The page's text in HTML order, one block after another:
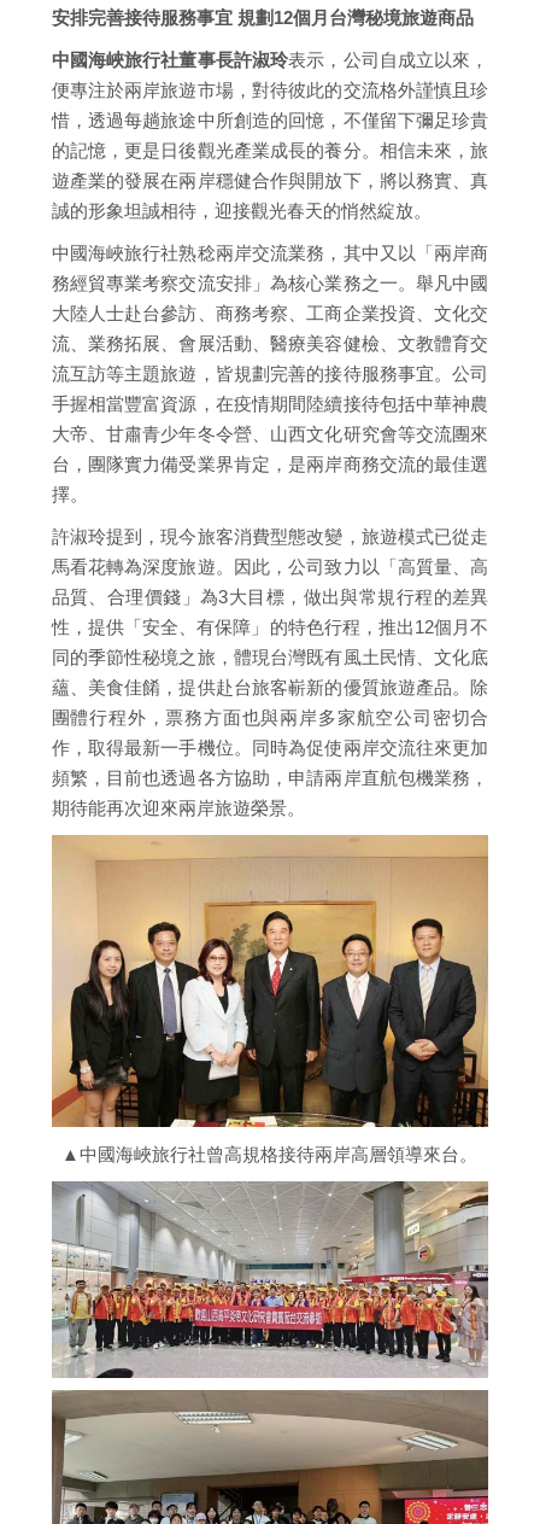
安排完善接待服務事宜 規劃12個月台灣秘境旅遊商品
中國海峽旅行社董事長許淑玲表示，公司自成立以來，
便專注於兩岸旅遊市場，對待彼此的交流格外謹慎且珍
惜，透過每趟旅途中所創造的回憶，不僅留下彌足珍貴
的記憶，更是日後觀光產業成長的養分。相信未來，旅
遊產業的發展在兩岸穩健合作與開放下，將以務實、真
誠的形象坦誠相待，迎接觀光春天的悄然綻放。
中國海峽旅行社熟稔兩岸交流業務，其中又以「兩岸商
務經貿專業考察交流安排」為核心業務之一。舉凡中國
大陸人士赴台參訪、商務考察、工商企業投資、文化交
流、業務拓展、會展活動、醫療美容健檢、文教體育交
流互訪等主題旅遊，皆規劃完善的接待服務事宜。公司
手握相當豐富資源，在疫情期間陸續接待包括中華神農
大帝、甘肅青少年冬令營、山西文化研究會等交流團來
台，團隊實力備受業界肯定，是兩岸商務交流的最佳選
擇。
許淑玲提到，現今旅客消費型態改變，旅遊模式已從走
馬看花轉為深度旅遊。因此，公司致力以「高質量、高
品質、合理價錢」為3大目標，做出與常規行程的差異
性，提供「安全、有保障」的特色行程，推出12個月不
同的季節性秘境之旅，體現台灣既有風土民情、文化底
蘊、美食佳餚，提供赴台旅客嶄新的優質旅遊產品。除
團體行程外，票務方面也與兩岸多家航空公司密切合
作，取得最新一手機位。同時為促使兩岸交流往來更加
頻繁，目前也透過各方協助，申請兩岸直航包機業務，
期待能再次迎來兩岸旅遊榮景。
▲中國海峽旅行社曾高規格接待兩岸高層領導來台。